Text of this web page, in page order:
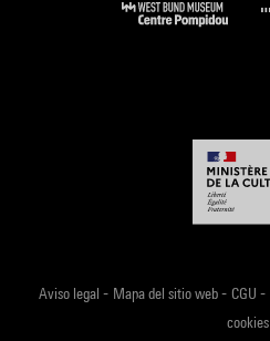
Aviso legal - Mapa del sitio web- CGU -
cookies